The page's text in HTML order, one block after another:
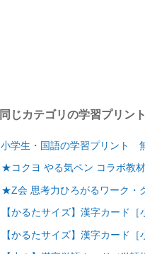
同じカテゴリの学習プリント
小学生・国語の学習プリント
★コクヨ やる気ペン コラボ教
★Z会 思考力ひろがるワーク・
【かるたサイズ】漢字カード
【かるたサイズ】漢字カード